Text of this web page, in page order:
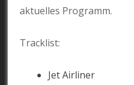
aktuelles Programm.
Tracklist:
Jet Airliner